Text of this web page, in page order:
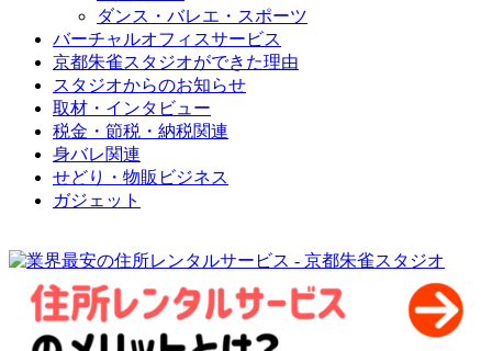
ダンス・バレエ・スポーツ
バーチャルオフィスサービス
京都朱雀スタジオができた理由
スタジオからのお知らせ
取材・インタビュー
税金・節税・納税関連
身バレ関連
せどり・物販ビジネス
ガジェット